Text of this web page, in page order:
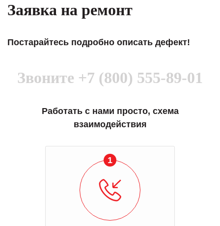
Заявка на ремонт
Постарайтесь подробно описать дефект!
Звоните +7 (800) 555-89-01
Работать с нами просто, схема
взаимодействия
1